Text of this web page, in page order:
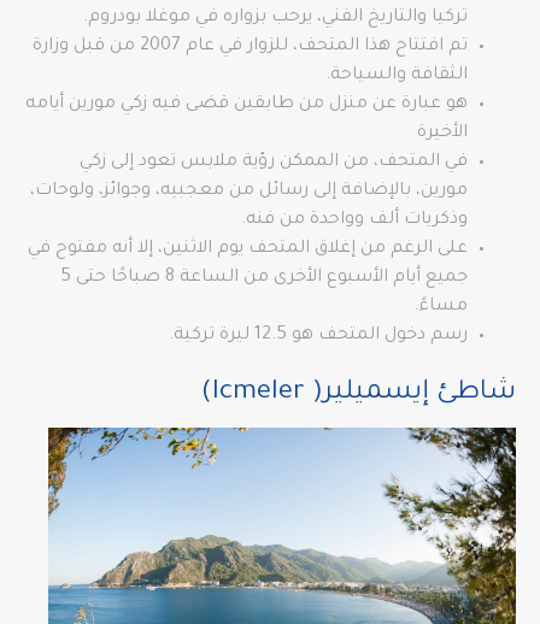
تركيا والتاريخ الفني، يرحب بزواره في موغلا بودروم.
تم افتتاح هذا المتحف، للزوار في عام 2007 من قبل وزارة
الثقافة والسياحة.
هو عبارة عن منزل من طابقين قضى فيه زكي مورين أيامه
الأخيرة
في المتحف، من الممكن رؤية ملابس تعود إلى زكي
مورين، بالإضافة إلى رسائل من معجبيه، وجوائز، ولوحات،
وذكريات ألف وواحدة من فنه.
على الرغم من إغلاق المتحف يوم الاثنين، إلا أنه مفتوح في
جميع أيام الأسبوع الأخرى من الساعة 8 صباحًا حتى 5
مساءً.
رسم دخول المتحف هو 12.5 ليرة تركية.
شاطئ إيسميلير( Icmeler)